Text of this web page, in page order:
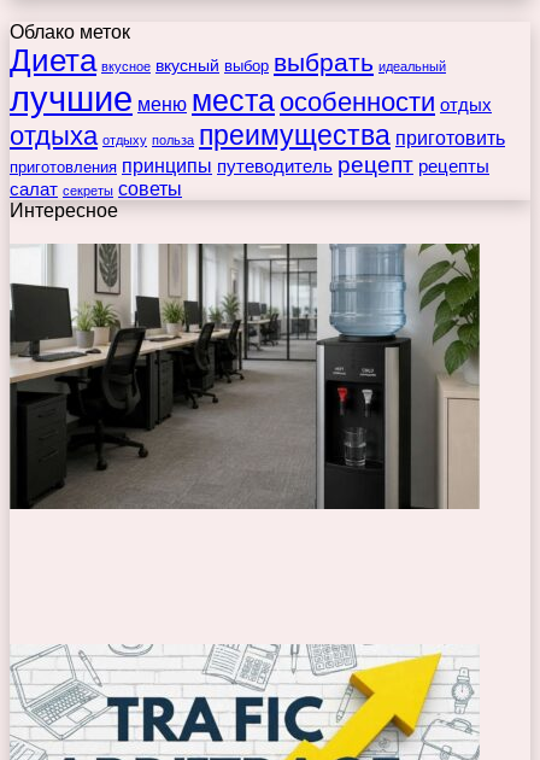
Облако меток
Диета вкусное вкусный выбор выбрать идеальный
лучшие меню места особенности отдых
отдыха отдыху польза преимущества приготовить
приготовления принципы путеводитель рецепт рецепты
салат секреты советы
Интересное